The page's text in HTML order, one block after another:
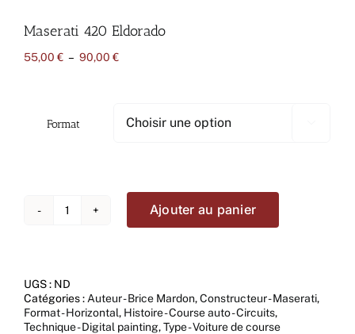
Maserati 420 Eldorado
55,00 € – 90,00 €Plage
90,00 €
Format
quantité
Ajouter au panier
UGS : ND
Catégories : Auteur - Brice Mardon,Constructeur - Maserati,
Format - Horizontal, Histoire - Course auto - Circuits,
Technique - Digital painting,Type - Voiture de course